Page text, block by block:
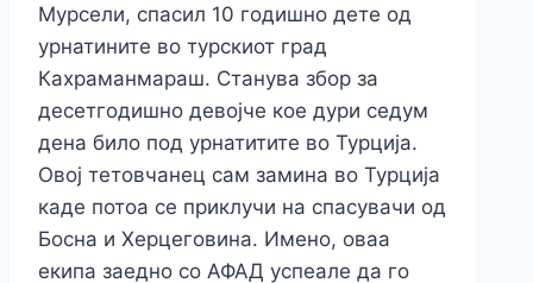
Мурсели, спасил 10 годишно дете од
урнатините во турскиот град
Кахраманмараш. Станува збор за
десетгодишно девојче кое дури седум
дена било под урнатитите во Турција.
Овој тетовчанец сам замина во Турција
каде потоа се приклучи на спасувачи од
Босна и Херцеговина. Имено, оваа
екипа заедно со АФАД успеале да го